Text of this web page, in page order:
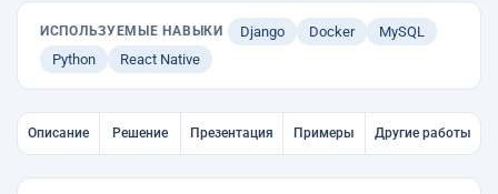
ИСПОЛЬЗУЕМЫЕ НАВЫКИ Django Docker
MySQL
Python
React Native
Описание Решение Презентация Примеры Другие работы